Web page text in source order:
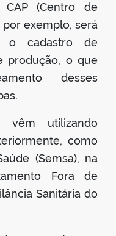
CAP (Centro de
exemplo, será
o cadastro de
produção, o que
desses
vêm utilizando
como
(Semsa), na
Fora de
Sanitária do